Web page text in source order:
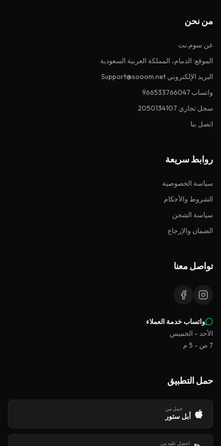
من نحن
عن سوم.نت
الموقع: الدمام، المملكة العربية السعودية
البريد الإلكتروني Support@sooom.net
واتساب 966533766047
سجل تجاري 2050134107
اتصل بنا
روابط سريعة
سياسة الخصوصية
الشروط والأحكام
سياسة الشحن
الضمان والإرجاع
تواصل معنا
واتساب خدمة العملاء
الأحد - الخميس
7 ص - 5 م
حمل التطبيق
حمل من
أبل ستور
احصل عليه من